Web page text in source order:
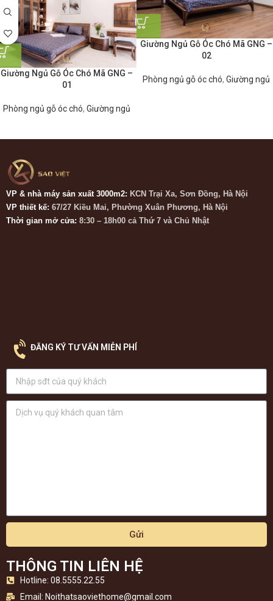
Giường Ngủ Gỗ Óc Chó Mã GNG –
02
Phòng ngủ gỗ óc chó, Giường ngủ
Giường Ngủ Gỗ Óc Chó Mã GNG –
01
Phòng ngủ gỗ óc chó, Giường ngủ
VP & nhà máy sản xuất 3000m2: KCN Trại Xa, Sơn Đồng, Hà Nội
VP thiết kế: 67/27 Kiều Mai, Phường Xuân Phương, Hà Nội
Thời gian mở cửa: 8:30 – 18h00 cả Thứ 7 và Chủ Nhật
ĐĂNG KÝ TƯ VẤN MIỄN PHÍ
Gửi
THÔNG TIN LIÊN HỆ
Hotline: 08.5555.22.55
Email: Noithatsaoviethome@gmail.com